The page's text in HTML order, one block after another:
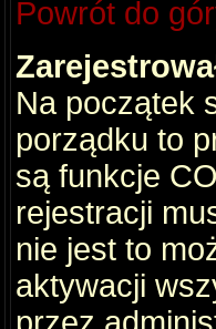
Powrót do
Na początek
porządku to
są funkcje
rejestracji
nie jest to
aktywacji